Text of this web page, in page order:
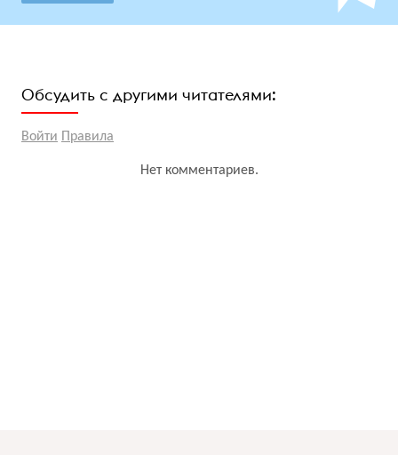
Обсудить с другими читателями:
Войти Правила
Нет комментариев.